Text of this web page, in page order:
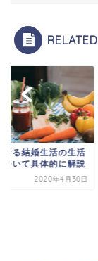
女性が結婚したい税
の仕事 成功する婚